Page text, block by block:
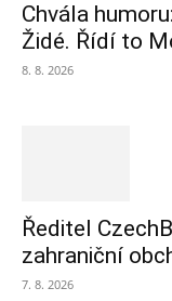
Chvála
Židé. Řídí to
8. 8. 2026
Ředitel
zahraniční
7. 8. 2026